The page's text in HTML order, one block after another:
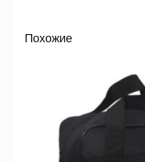
Похожие